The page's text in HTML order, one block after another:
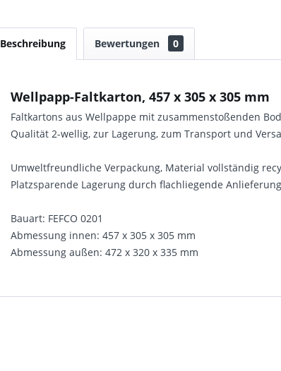
Beschreibung Bewertungen 0
Wellpapp-Faltkarton, 457 x 305 x 305 mm
Faltkartons aus Wellpappe mit zusammenstoßenden
Qualität 2-wellig, zur Lagerung, zum Transport und
Umweltfreundliche Verpackung, Material vollständig
Platzsparende Lagerung durch flachliegende
Bauart: FEFCO 0201
Abmessung innen: 457 x 305 x 305 mm
Abmessung außen: 472 x 320 x 335 mm